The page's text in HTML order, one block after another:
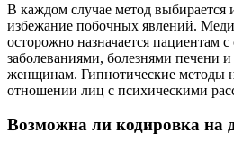
В каждом случае метод выбирается
избежание побочных явлений.
осторожно назначается пациентам
заболеваниями, болезнями печени
женщинам. Гипнотические методы
отношении лиц с психическими
Возможна ли кодировка на